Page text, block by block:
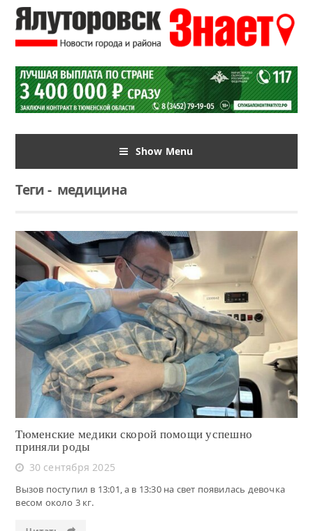
Show Menu
Теги-медицина
Читать
Тюменские медики скорой помощи успешно
приняли роды
30 сентября 2025
Вызов поступил в 13:01, а в 13:30 на свет появилась девочка
весом около 3 кг.